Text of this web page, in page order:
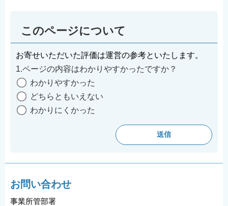
このページについて
お寄せいただいた評価は運営の参考といたします。
1.ページの内容はわかりやすかったですか？
わかりやすかった
どちらともいえない
わかりにくかった
お問い合わせ
事業所管部署